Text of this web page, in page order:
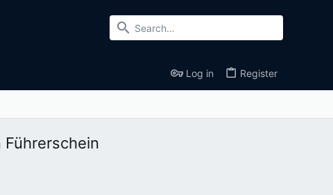
Log in Register